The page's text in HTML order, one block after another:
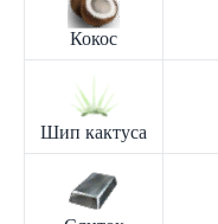
Кокос
Шип кактуса